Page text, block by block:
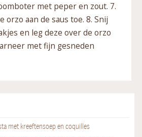
met peper en zout. 7.
orzo aan de saus toe. 8. Snij
en leg deze over de orzo
met fijn gesneden
met kreeftensoep en coquilles